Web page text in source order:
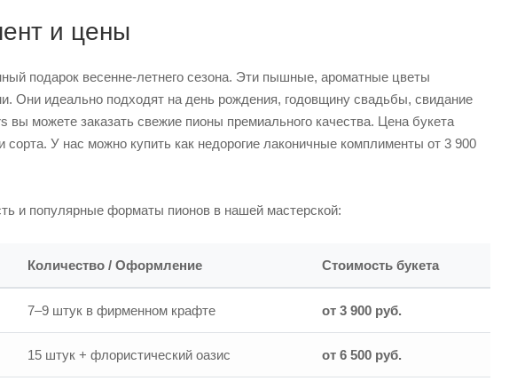
и цены
подарок весенне-летнего сезона. Эти пышные, ароматные цветы
Они идеально подходят на день рождения, годовщину свадьбы, свидание
вы можете заказать свежие пионы премиального качества. Цена букета
сорта. У нас можно купить как недорогие лаконичные комплименты от 3 900
и популярные форматы пионов в нашей мастерской:
Количество / Оформление Стоимость букета
7–9 штук в фирменном крафте от 3 900 руб.
15 штук + флористический оазис от 6 500 руб.